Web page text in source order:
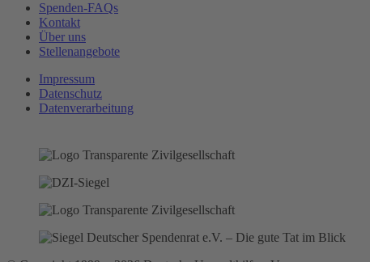
Spenden-FAQs
Kontakt
Über uns
Stellenangebote
Impressum
Datenschutz
Datenverarbeitung